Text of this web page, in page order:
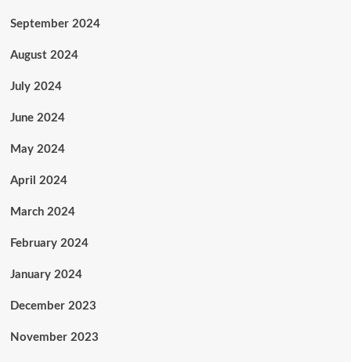
September 2024
August 2024
July 2024
June 2024
May 2024
April 2024
March 2024
February 2024
January 2024
December 2023
November 2023